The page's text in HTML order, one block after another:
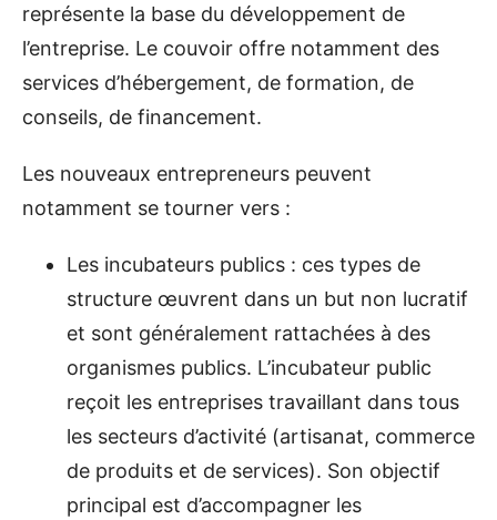
représente la base du développement de
l’entreprise. Le couvoir offre notamment des
services d’hébergement, de formation, de
conseils, de financement.
Les nouveaux entrepreneurs peuvent
notamment se tourner vers :
Les incubateurs publics : ces types de
structure œuvrent dans un but non lucratif
et sont généralement rattachées à des
organismes publics. L’incubateur public
reçoit les entreprises travaillant dans tous
les secteurs d’activité (artisanat, commerce
de produits et de services). Son objectif
principal est d’accompagner les